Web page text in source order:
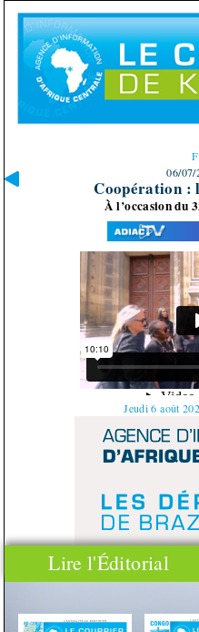
06/07/
Port de Pointe-
Au port autonome de
Jeudi 6 août
Lire l'Éditorial